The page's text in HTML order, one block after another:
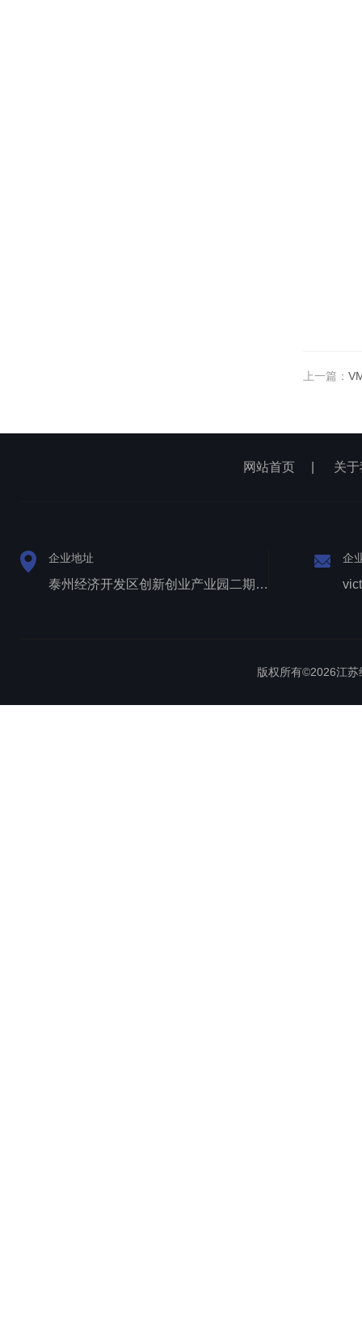
上一篇：
网站首页 关
企业地址
泰州经济开发区创新创业产业园二期1号厂房西侧三层
企
版权所有©2026江